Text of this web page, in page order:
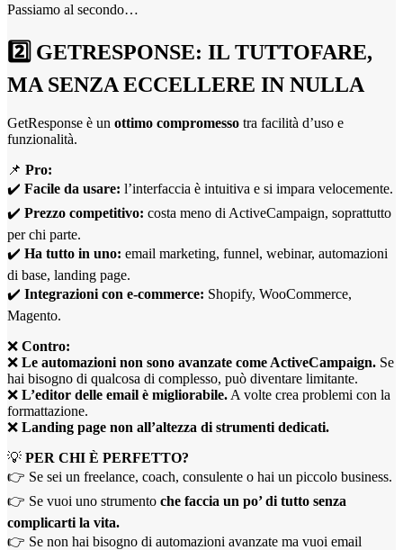
Passiamo al secondo…
2️⃣ GETRESPONSE: IL TUTTOFARE,
MA SENZA ECCELLERE IN NULLA
GetResponse è un ottimo compromesso tra facilità d’uso e
funzionalità.
📌 Pro:
✔️ Facile da usare: l’interfaccia è intuitiva e si impara velocemente.
✔️ Prezzo competitivo: costa meno di ActiveCampaign, soprattutto
per chi parte.
✔️ Ha tutto in uno: email marketing, funnel, webinar, automazioni
di base, landing page.
✔️ Integrazioni con e-commerce: Shopify, WooCommerce,
Magento.
❌ Contro:
❌ Le automazioni non sono avanzate come ActiveCampaign. Se
hai bisogno di qualcosa di complesso, può diventare limitante.
❌ L’editor delle email è migliorabile. A volte crea problemi con la
formattazione.
❌ Landing page non all’altezza di strumenti dedicati.
💡 PER CHI È PERFETTO?
👉 Se sei un freelance, coach, consulente o hai un piccolo business.
👉 Se vuoi uno strumento che faccia un po’ di tutto senza
complicarti la vita.
👉 Se non hai bisogno di automazioni avanzate ma vuoi email